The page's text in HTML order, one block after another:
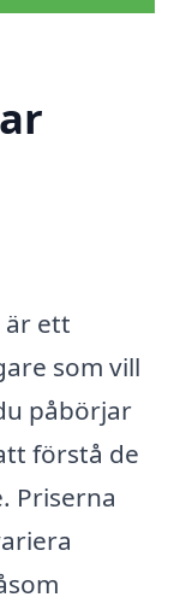
är ett
som vill
påbörjar
förstå de
Priserna